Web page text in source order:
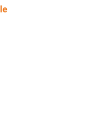
jazida de
provoca